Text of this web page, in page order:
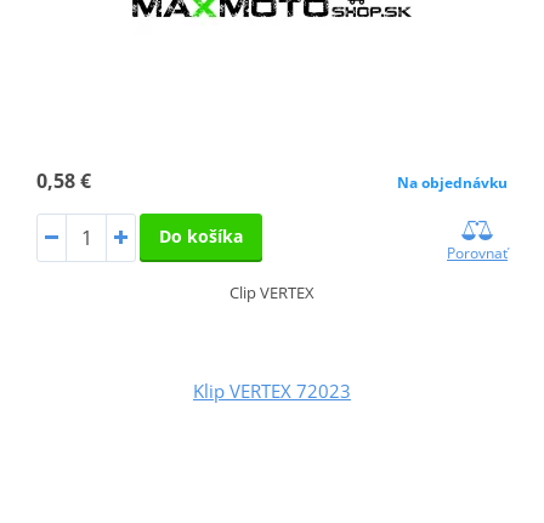
0,58 € Na objednávku
Do košíka
Porovnať
Clip VERTEX
Klip VERTEX 72023